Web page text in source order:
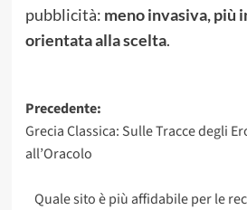
pubblicità: meno invasiva, più
orientata alla scelta.
Navigazione
articolo
Precedente:
Grecia Classica: Sulle Tracce degli
all’Oracolo
Quale sito è più affidabile per le